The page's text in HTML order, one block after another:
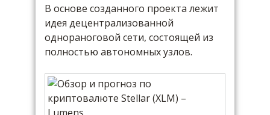
В основе созданного проекта лежит
идея децентрализованной
однораноговой сети, состоящей из
полностью автономных узлов.